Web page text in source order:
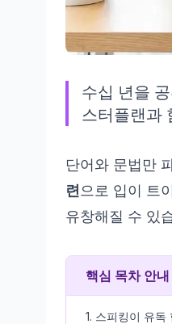
수십 년을
스터플랜과
단어와 문법만
련 으로 입이 트
유창해질 수 있
핵심 목차 안내
1. 스피킹이 유독